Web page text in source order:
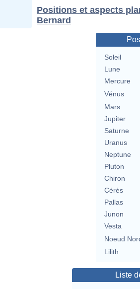
Positions et aspects
Bernard
Soleil
Lune
Mercure
Vénus
Mars
Jupiter
Saturne
Uranus
Neptune
Pluton
Chiron
Cérès
Pallas
Junon
Vesta
Noeud
Lilith
Liste